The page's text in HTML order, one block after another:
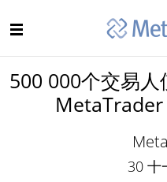
500 000个交易
30 十